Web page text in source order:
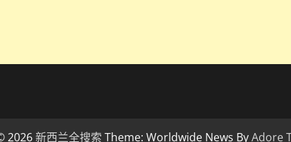
2026新西兰全搜索 Theme: Worldwide News ByAdore